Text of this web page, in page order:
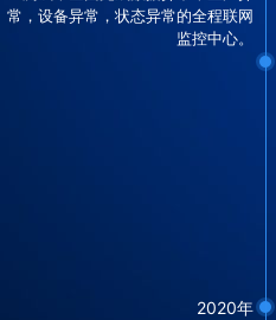
常，设备异常，状态异常的全程联网
监控中心。
2020年